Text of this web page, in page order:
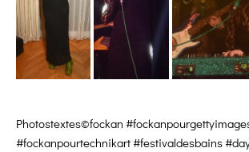
Photostextes©fockan
#fockanpourtechnikart #festivaldesbains